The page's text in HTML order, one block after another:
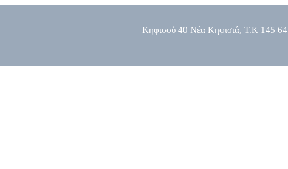
Κηφισού 40 Νέα Κηφισιά, Τ.Κ 145 64